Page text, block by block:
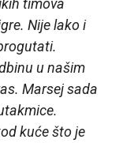
Nije lako i
u našim
Marsej sada
kuće što je